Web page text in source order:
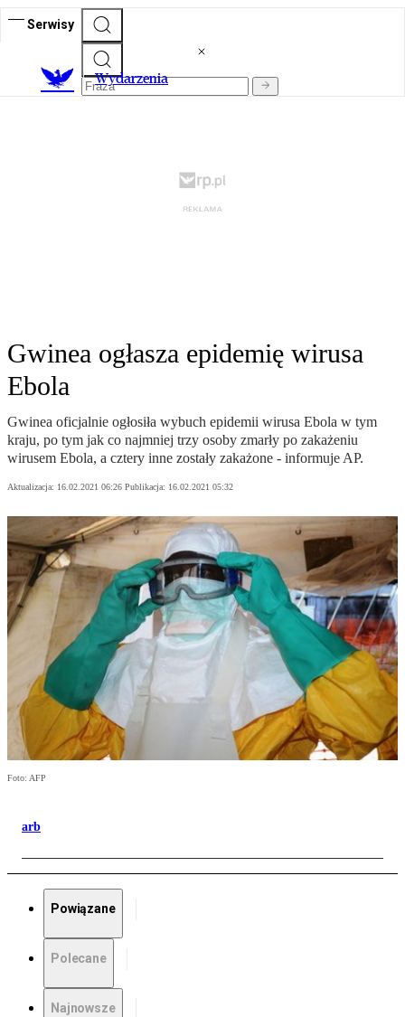
Serwisy
Wydarzenia
Gwinea ogłasza epidemię wirusa
Ebola
Gwinea oficjalnie ogłosiła wybuch epidemii wirusa Ebola w tym
kraju, po tym jak co najmniej trzy osoby zmarły po zakażeniu
wirusem Ebola, a cztery inne zostały zakażone - informuje AP.
Aktualizacja: 16.02.2021 06:26 Publikacja: 16.02.2021 05:32
Foto: AFP
arb
Powiązane
Polecane
Najnowsze